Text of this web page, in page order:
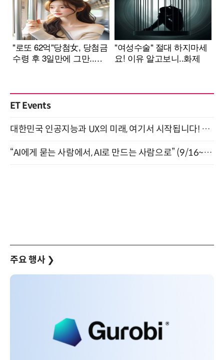
ET Events
대한민국 인공지능과 UX의 미래, 여기서 시작됩니다! UX Korea 2026 - Fall 9월 2일 개최
“AI에게 묻는 사람에서, AI로 만드는 사람으로” (9/16~17)
주요 행사 ❯